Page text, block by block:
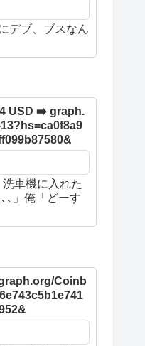
デブ、ブスなん
USD ➡️ graph.
車機に入れた
､」俺「どーす
Coinb